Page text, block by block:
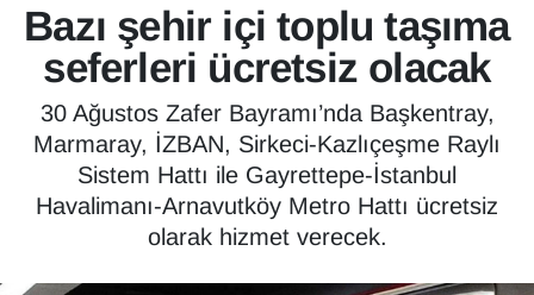
Bazı şehir içi toplu taşıma
seferleri ücretsiz olacak
30 Ağustos Zafer Bayramı’nda Başkentray,
Marmaray, İZBAN, Sirkeci-Kazlıçeşme Raylı
Sistem Hattı ile Gayrettepe-İstanbul
Havalimanı-Arnavutköy Metro Hattı ücretsiz
olarak hizmet verecek.
Biyografi
ÇEVRE
Deprem
Van Trafik Yoğunluk Haritası
Tüm Manşetler
Son Dakika Haberleri